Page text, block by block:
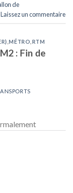
de
Laissez un commentaire
,MÉTRO RTM
: Fin de